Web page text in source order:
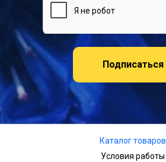
Подписаться
Каталог товаров
Условия работы